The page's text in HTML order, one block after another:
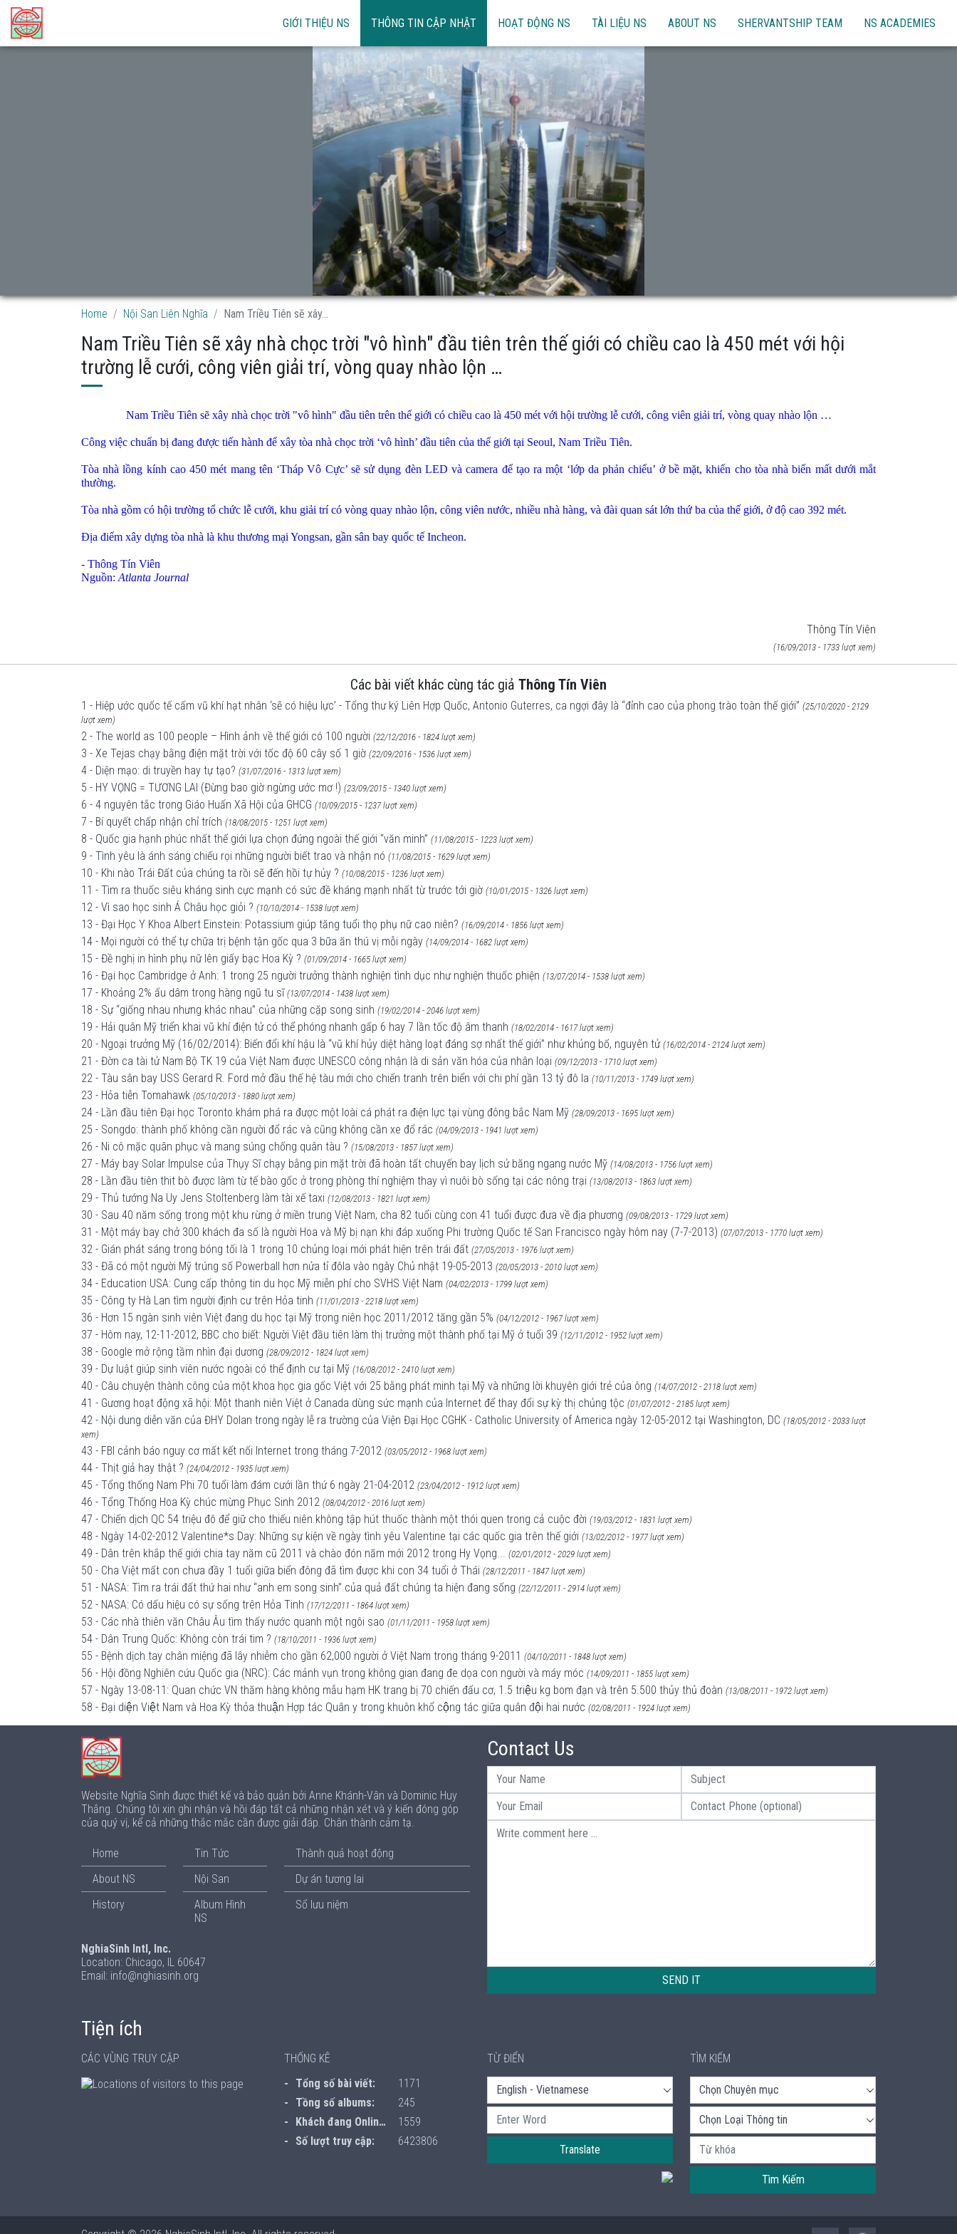
GIỚI THIỆU NS THÔNG TIN CẬP NHẬT HOẠT ĐỘNG NS TÀI LIỆU NS ABOUT NS SHERVANTSHIP TEAM NS ACADEMIES
Home Nội San Liên Nghĩa Nam Triều Tiên sẽ xây...
Nam Triều Tiên sẽ xây nhà chọc trời "vô hình" đầu tiên trên thế giới có chiều cao là 450 mét với hội
trường lễ cưới, công viên giải trí, vòng quay nhào lộn …
Nam Triều Tiên sẽ xây nhà chọc trời "vô hình" đầu tiên trên thế giới có chiều cao là 450 mét với hội trường lễ cưới, công viên giải trí, vòng quay nhào lộn …
Công việc chuẩn bị đang được tiến hành để xây tòa nhà chọc trời ‘vô hình’ đầu tiên của thế giới tại Seoul, Nam Triều Tiên.
Tòa nhà lồng kính cao 450 mét mang tên ‘Tháp Vô Cực’ sẽ sử dụng đèn LED và camera để tạo ra một ‘lớp da phản chiếu’ ở bề mặt, khiến cho tòa nhà biến mất dưới mắt
thường.
Tòa nhà gồm có hội trường tổ chức lễ cưới, khu giải trí có vòng quay nhào lộn, công viên nước, nhiều nhà hàng, và đài quan sát lớn thứ ba của thế giới, ở độ cao 392 mét.
Địa điểm xây dựng tòa nhà là khu thương mại Yongsan, gần sân bay quốc tế Incheon.
- Thông Tín Viên
Nguồn: Atlanta Journal
Thông Tín Viên
(16/09/2013 - 1733 lượt xem)
Các bài viết khác cùng tác giả Thông Tín Viên
1 - Hiệp ước quốc tế cấm vũ khí hạt nhân ‘sẽ có hiệu lực’ - Tổng thư ký Liên Hợp Quốc, Antonio Guterres, ca ngợi đây là “đỉnh cao của phong trào toàn thế giới” (25/10/2020 - 2129
lượt xem)
2 - The world as 100 people – Hình ảnh về thế giới có 100 người (22/12/2016 - 1824 lượt xem)
3 - Xe Tejas chạy bằng điện mặt trời với tốc độ 60 cây số 1 giờ (22/09/2016 - 1536 lượt xem)
4 - Diện mạo: di truyền hay tự tạo? (31/07/2016 - 1313 lượt xem)
5 - HY VỌNG = TƯƠNG LAI (Đừng bao giờ ngừng ước mơ !) (23/09/2015 - 1340 lượt xem)
6 - 4 nguyên tắc trong Giáo Huấn Xã Hội của GHCG (10/09/2015 - 1237 lượt xem)
7 - Bí quyết chấp nhận chỉ trích (18/08/2015 - 1251 lượt xem)
8 - Quốc gia hạnh phúc nhất thế giới lựa chọn đứng ngoài thế giới “văn minh” (11/08/2015 - 1223 lượt xem)
9 - Tình yêu là ánh sáng chiếu rọi những người biết trao và nhận nó (11/08/2015 - 1629 lượt xem)
10 - Khi nào Trái Đất của chúng ta rồi sẽ đến hồi tự hủy ? (10/08/2015 - 1236 lượt xem)
11 - Tìm ra thuốc siêu kháng sinh cực mạnh có sức đề kháng mạnh nhất từ trước tới giờ (10/01/2015 - 1326 lượt xem)
12 - Vì sao học sinh Á Châu học giỏi ? (10/10/2014 - 1538 lượt xem)
13 - Đại Học Y Khoa Albert Einstein: Potassium giúp tăng tuổi thọ phụ nữ cao niên? (16/09/2014 - 1856 lượt xem)
14 - Mọi người có thể tự chữa trị bệnh tận gốc qua 3 bữa ăn thú vị mỗi ngày (14/09/2014 - 1682 lượt xem)
15 - Đề nghị in hình phụ nữ lên giấy bạc Hoa Kỳ ? (01/09/2014 - 1665 lượt xem)
16 - Đại học Cambridge ở Anh: 1 trong 25 người trưởng thành nghiện tình dục như nghiện thuốc phiện (13/07/2014 - 1538 lượt xem)
17 - Khoảng 2% ấu dâm trong hàng ngũ tu sĩ (13/07/2014 - 1438 lượt xem)
18 - Sự “giống nhau nhưng khác nhau” của những cặp song sinh (19/02/2014 - 2046 lượt xem)
19 - Hải quân Mỹ triển khai vũ khí điện tử có thể phóng nhanh gấp 6 hay 7 lần tốc độ âm thanh (18/02/2014 - 1617 lượt xem)
20 - Ngoại trưởng Mỹ (16/02/2014): Biến đổi khí hậu là “vũ khí hủy diệt hàng loạt đáng sợ nhất thế giới” như khủng bố, nguyên tử (16/02/2014 - 2124 lượt xem)
21 - Đờn ca tài tử Nam Bộ TK 19 của Việt Nam được UNESCO công nhận là di sản văn hóa của nhân loại (09/12/2013 - 1710 lượt xem)
22 - Tàu sân bay USS Gerard R. Ford mở đầu thế hệ tàu mới cho chiến tranh trên biển với chi phí gần 13 tỷ đô la (10/11/2013 - 1749 lượt xem)
23 - Hỏa tiễn Tomahawk (05/10/2013 - 1880 lượt xem)
24 - Lần đầu tiên Đại học Toronto khám phá ra được một loài cá phát ra điện lực tại vùng đông bắc Nam Mỹ (28/09/2013 - 1695 lượt xem)
25 - Songdo: thành phố không cần người đổ rác và cũng không cần xe đổ rác (04/09/2013 - 1941 lượt xem)
26 - Ni cô mặc quân phục và mang súng chống quân tàu ? (15/08/2013 - 1857 lượt xem)
27 - Máy bay Solar Impulse của Thụy Sĩ chạy bằng pin mặt trời đã hoàn tất chuyến bay lịch sử băng ngang nước Mỹ (14/08/2013 - 1756 lượt xem)
28 - Lần đầu tiên thit bò được làm từ tế bào gốc ở trong phòng thí nghiệm thay vì nuôi bò sống tại các nông trại (13/08/2013 - 1863 lượt xem)
29 - Thủ tướng Na Uy Jens Stoltenberg làm tài xế taxi (12/08/2013 - 1821 lượt xem)
30 - Sau 40 năm sống trong một khu rừng ở miền trung Việt Nam, cha 82 tuổi cùng con 41 tuổi được đưa về địa phương (09/08/2013 - 1729 lượt xem)
31 - Một máy bay chở 300 khách đa số là người Hoa và Mỹ bị nạn khi đáp xuống Phi trường Quốc tế San Francisco ngày hôm nay (7-7-2013) (07/07/2013 - 1770 lượt xem)
32 - Gián phát sáng trong bóng tối là 1 trong 10 chủng loại mới phát hiện trên trái đất (27/05/2013 - 1976 lượt xem)
33 - Đã có một người Mỹ trúng số Powerball hơn nửa tỉ đôla vào ngày Chủ nhật 19-05-2013 (20/05/2013 - 2010 lượt xem)
34 - Education USA: Cung cấp thông tin du học Mỹ miễn phí cho SVHS Việt Nam (04/02/2013 - 1799 lượt xem)
35 - Công ty Hà Lan tìm người định cư trên Hỏa tinh (11/01/2013 - 2218 lượt xem)
36 - Hơn 15 ngàn sinh viên Việt đang du học tại Mỹ trong niên học 2011/2012 tăng gần 5% (04/12/2012 - 1967 lượt xem)
37 - Hôm nay, 12-11-2012, BBC cho biết: Người Việt đầu tiên làm thị trưởng một thành phố tại Mỹ ở tuổi 39 (12/11/2012 - 1952 lượt xem)
38 - Google mở rộng tầm nhìn đại dương (28/09/2012 - 1824 lượt xem)
39 - Dự luật giúp sinh viên nước ngoài có thể định cư tại Mỹ (16/08/2012 - 2410 lượt xem)
40 - Câu chuyện thành công của một khoa học gia gốc Việt với 25 bằng phát minh tại Mỹ và những lời khuyên giới trẻ của ông (14/07/2012 - 2118 lượt xem)
41 - Gương hoạt động xã hội: Một thanh niên Việt ở Canada dùng sức mạnh của Internet để thay đổi sự kỳ thị chủng tộc (01/07/2012 - 2185 lượt xem)
42 - Nội dung diễn văn của ĐHY Dolan trong ngày lễ ra trường của Viện Đại Học CGHK - Catholic University of America ngày 12-05-2012 tại Washington, DC (18/05/2012 - 2033 lượt
xem)
43 - FBI cảnh báo nguy cơ mất kết nối Internet trong tháng 7-2012 (03/05/2012 - 1968 lượt xem)
44 - Thịt giả hay thật ? (24/04/2012 - 1935 lượt xem)
45 - Tổng thống Nam Phi 70 tuổi làm đám cưới lần thứ 6 ngày 21-04-2012 (23/04/2012 - 1912 lượt xem)
46 - Tổng Thống Hoa Kỳ chúc mừng Phục Sinh 2012 (08/04/2012 - 2016 lượt xem)
47 - Chiến dịch QC 54 triệu đô để giữ cho thiếu niên không tập hút thuốc thành một thói quen trong cả cuộc đời (19/03/2012 - 1831 lượt xem)
48 - Ngày 14-02-2012 Valentine*s Day: Những sự kiện về ngày tình yêu Valentine tại các quốc gia trên thế giới (13/02/2012 - 1977 lượt xem)
49 - Dân trên khắp thế giới chia tay năm cũ 2011 và chào đón năm mới 2012 trong Hy Vọng... (02/01/2012 - 2029 lượt xem)
50 - Cha Việt mất con chưa đầy 1 tuổi giữa biển đông đã tìm được khi con 34 tuổi ở Thái (28/12/2011 - 1847 lượt xem)
51 - NASA: Tìm ra trái đất thứ hai như “anh em song sinh” của quả đất chúng ta hiện đang sống (22/12/2011 - 2914 lượt xem)
52 - NASA: Có dấu hiệu có sự sống trên Hỏa Tinh (17/12/2011 - 1864 lượt xem)
53 - Các nhà thiên văn Châu Âu tìm thấy nước quanh một ngôi sao (01/11/2011 - 1958 lượt xem)
54 - Dân Trung Quốc: Không còn trái tim ? (18/10/2011 - 1936 lượt xem)
55 - Bệnh dịch tay chân miệng đã lây nhiễm cho gần 62,000 người ở Việt Nam trong tháng 9-2011 (04/10/2011 - 1848 lượt xem)
56 - Hội đồng Nghiên cứu Quốc gia (NRC): Các mảnh vụn trong không gian đang đe dọa con người và máy móc (14/09/2011 - 1855 lượt xem)
57 - Ngày 13-08-11: Quan chức VN thăm hàng không mẫu hạm HK trang bị 70 chiến đấu cơ, 1.5 triệu kg bom đạn và trên 5.500 thủy thủ đoàn (13/08/2011 - 1972 lượt xem)
58 - Đại diện Việt Nam và Hoa Kỳ thỏa thuận Hợp tác Quân y trong khuôn khổ cộng tác giữa quân đội hai nước (02/08/2011 - 1924 lượt xem)
Website Nghĩa Sinh được thiết kế và bảo quản bởi Anne Khánh-Vân và Dominic Huy
Thắng. Chúng tôi xin ghi nhận và hồi đáp tất cả những nhận xét và ý kiến đóng góp
của quý vị, kể cả những thắc mắc cần được giải đáp. Chân thành cảm tạ.
Home
About NS
History
Tin Tức
Nội San
Album Hình
NS
Thành quả hoạt động
Dự án tương lai
Sổ lưu niệm
NghiaSinh Intl, Inc.
Location: Chicago, IL 60647
Email: info@nghiasinh.org
Contact Us
SEND IT
Tiện ích
CÁC VÙNG TRUY CẬP
THỐNG KÊ
Tổng số bài viết:
1171
Tồng số albums:
245
Khách đang Online:
1559
Số lượt truy cập:
6423806
TỪ ĐIỂN
Translate
TÌM KIẾM
Tìm Kiếm